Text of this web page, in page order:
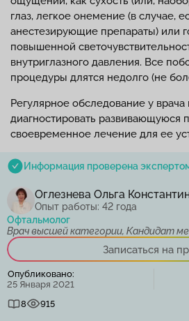
глаз, легкое онемение (в случае,
анестезирующие препараты) или
повышенной
внутриглазного давления. Все
процедуры длятся недолго (не
Регулярное обследование у
диагностировать развивающуюся
своевременное лечение для ее
Информация проверена
Оглезнева Ольга
Опыт работы: 42 года
Офтальмолог
Врач высшей категории, Кандидат
Записаться на
Опубликовано:
25 Января 2021
8
915